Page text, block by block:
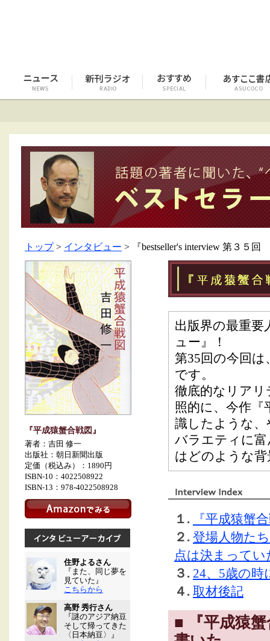
トップ> インタビュー > 『bestseller's interview 第３５
『平成猿蟹合戦図』
著者：吉田 修一
出版社：朝日新聞出版
定価（税込み）：1890円
ISBN-10：4022508922
ISBN-13：978-4022508928
住野よるさん
『また、同じ夢を
見ていた』
こちらから
高野 秀行さん
『謎のアジア納豆
そして帰ってきた
〈日本納豆〉』
出版界の最重
ュー』！
第35回の今回は
です。
徹底的なリア
照的に、今作
識したような
バラエティに
はどのような
１.
『平成猿蟹
２. 登場人物た
点は決まってい
３. 24、5歳の
４. 取材後記
■ 『平成猿